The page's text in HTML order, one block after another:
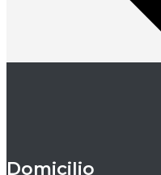
Domicilio